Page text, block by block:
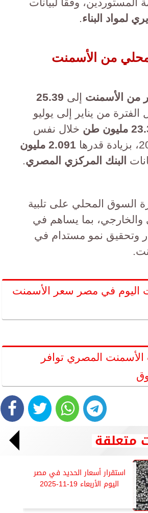
لمواد البناء.
من الأسمنت
من الأسمنت إلى 25.39
الفترة من يناير إلى يوليو
مليون طن
خلال نفس
2.091 مليون
البنك المركزي المصري.
السوق المحلي على تلبية
والخارجي، بما يساهم في
وتحقيق نمو مستدام في
اليوم في مصر سعر الأسمنت
الأسمنت المصري توافر
متعلقة
استقرار أسعار الحديد في مصر
اليوم الأربعاء 19-11-2025